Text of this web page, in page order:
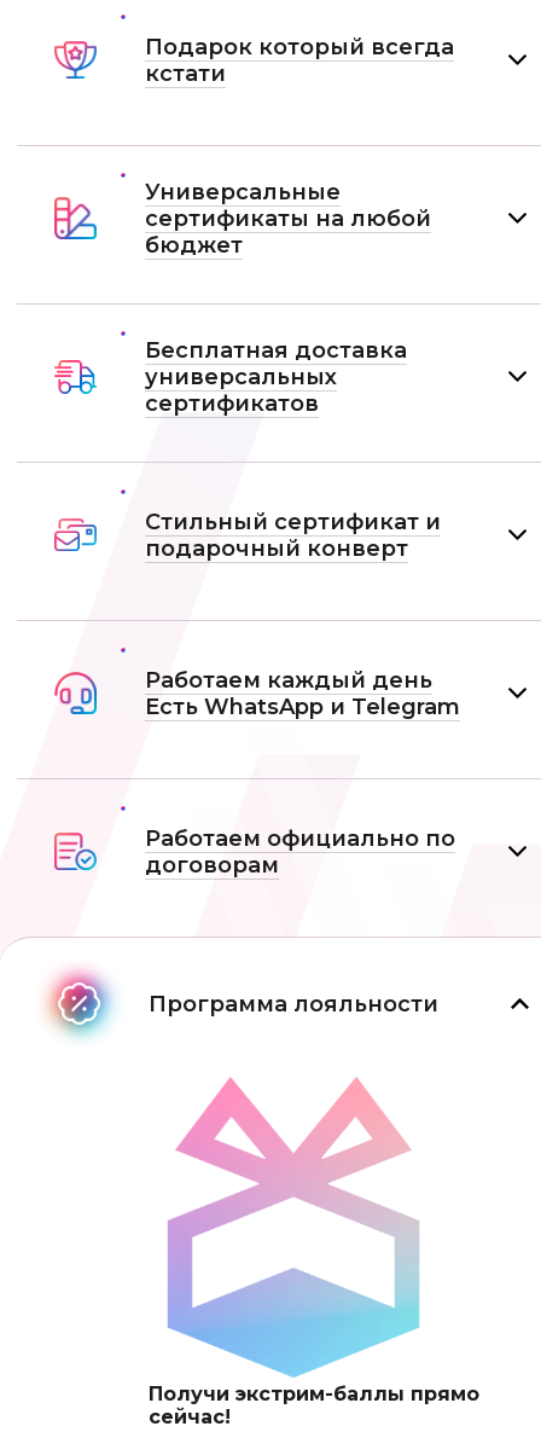
Подарок который всегда
кстати
Универсальные
сертификаты на любой
бюджет
Бесплатная доставка
универсальных
сертификатов
Стильный сертификат и
подарочный конверт
Работаем каждый день
Есть WhatsApp и Telеgram
Работаем официально по
договорам
Программа лояльности
Получи экстрим-баллы прямо
сейчас!